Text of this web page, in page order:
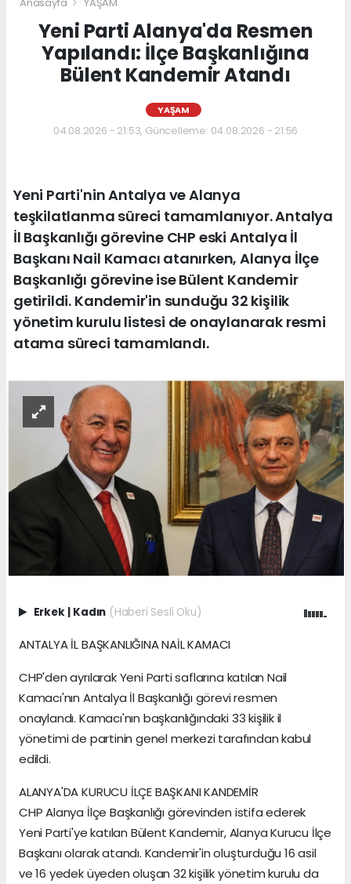
Yeni Parti Alanya'da Resmen
Yapılandı: İlçe Başkanlığına
Bülent Kandemir Atandı
YAŞAM
04.08.2026 - 21:53, Güncelleme: 04.08.2026 - 21:56
Yeni Parti'nin Antalya ve Alanya
teşkilatlanma süreci tamamlanıyor. Antalya
İl Başkanlığı görevine CHP eski Antalya İl
Başkanı Nail Kamacı atanırken, Alanya İlçe
Başkanlığı görevine ise Bülent Kandemir
getirildi. Kandemir'in sunduğu 32 kişilik
yönetim kurulu listesi de onaylanarak resmi
atama süreci tamamlandı.
Erkek | Kadın (Haberi Sesli Oku)
ANTALYA İL BAŞKANLIĞINA NAİL KAMACI
CHP'den ayrılarak Yeni Parti saflarına katılan Nail
Kamacı'nın Antalya İl Başkanlığı görevi resmen
onaylandı. Kamacı'nın başkanlığındaki 33 kişilik il
yönetimi de partinin genel merkezi tarafından kabul
edildi.
ALANYA'DA KURUCU İLÇE BAŞKANI KANDEMİR
CHP Alanya İlçe Başkanlığı görevinden istifa ederek
Yeni Parti'ye katılan Bülent Kandemir, Alanya Kurucu İlçe
Başkanı olarak atandı. Kandemir'in oluşturduğu 16 asil
ve 16 yedek üyeden oluşan 32 kişilik yönetim kurulu da